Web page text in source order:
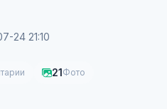
24 21:10
21Фото